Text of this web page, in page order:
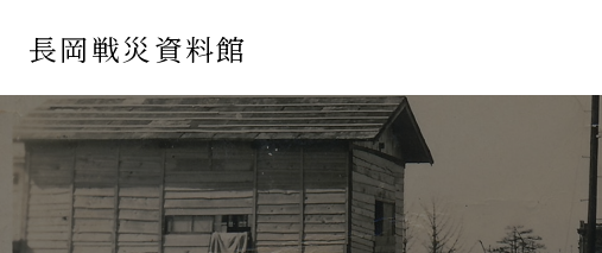
長岡戦災資料館